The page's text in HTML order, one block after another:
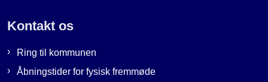
Kontakt os
Ring til kommunen
Åbningstider for fysisk fremmøde